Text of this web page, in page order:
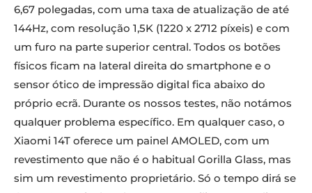
6,67 polegadas, com uma taxa de atualização de até
144Hz, com resolução 1,5K (1220 x 2712 píxeis) e com
um furo na parte superior central. Todos os botões
físicos ficam na lateral direita do smartphone e o
sensor ótico de impressão digital fica abaixo do
próprio ecrã. Durante os nossos testes, não notámos
qualquer problema específico. Em qualquer caso, o
Xiaomi 14T oferece um painel AMOLED, com um
revestimento que não é o habitual Gorilla Glass, mas
sim um revestimento proprietário. Só o tempo dirá se